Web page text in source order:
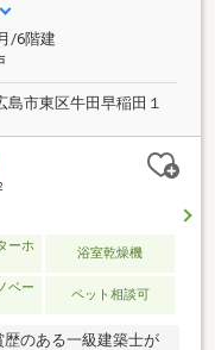
/6階建
島市東区牛田早稲田１
ーホ
浴室乾燥機
ベー
ペット相談可
のある一級建築士が